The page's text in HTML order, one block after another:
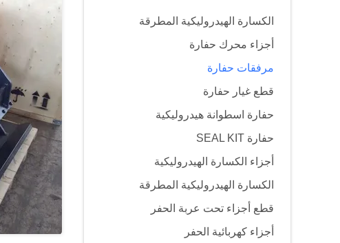
الكسارة الهيدروليكية المطرقة
أجزاء محرك حفارة
مرفقات حفارة
قطع غيار حفارة
حفارة اسطوانة هيدروليكية
حفارة SEAL KIT
أجزاء الكسارة الهيدروليكية
الكسارة الهيدروليكية المطرقة
قطع أجزاء تحت عربة الحفر
أجزاء كهربائية الحفر